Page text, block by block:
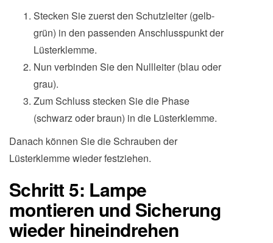
Stecken Sie zuerst den Schutzleiter (gelb-
grün) in den passenden Anschlusspunkt der
Lüsterklemme.
Nun verbinden Sie den Nullleiter (blau oder
grau).
Zum Schluss stecken Sie die Phase
(schwarz oder braun) in die Lüsterklemme.
Danach können Sie die Schrauben der
Lüsterklemme wieder festziehen.
Schritt 5: Lampe
montieren und Sicherung
wieder hineindrehen